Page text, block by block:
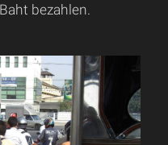
bezahlen.